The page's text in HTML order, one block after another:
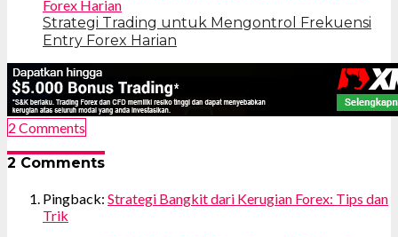
Strategi Trading untuk Mengontrol Frekuensi
Entry Forex Harian
2 Comments
2 Comments
Pingback: Strategi Bangkit dari Kerugian Forex: Tips dan
Trik